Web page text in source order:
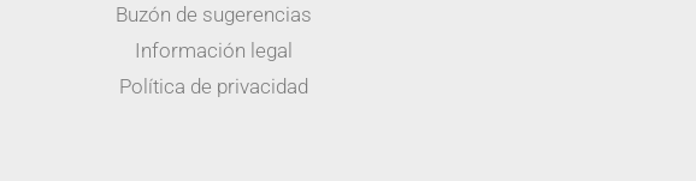
Buzón de sugerencias
Información legal
Política de privacidad